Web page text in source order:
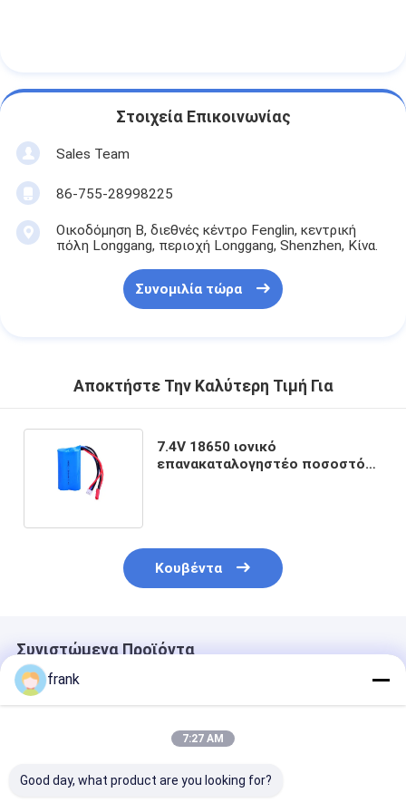
Στοιχεία Επικοινωνίας
Sales Team
86-755-28998225
Οικοδόμηση Β, διεθνές κέντρο Fenglin, κεντρική
πόλη Longgang, περιοχή Longgang, Shenzhen, Κίνα.
Συνομιλία τώρα
Αποκτήστε Την Καλύτερη Τιμή Για
7.4V 18650 ιονικό
επανακαταλογηστέο ποσοστό
Κουβέντα
Συνιστώμενα Προϊόντα
frank
7:27 AM
Good day, what product are you looking for?